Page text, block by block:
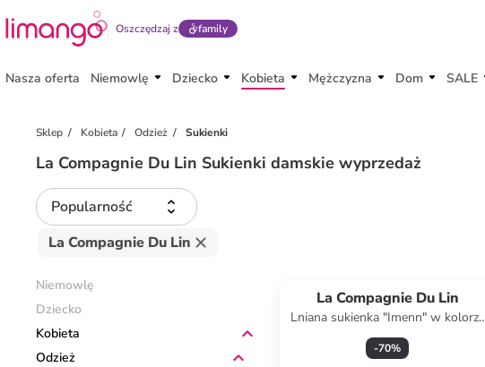
Oszczędzaj z family
Nasza oferta Niemowlę Dziecko Kobieta Mężczyzna Dom SALE
Sklep Kobieta Odzież Sukienki
La Compagnie Du Lin Sukienki damskie wyprzedaż
Popularność
La Compagnie Du Lin
Niemowlę
Dziecko
Kobieta
Odzież
La Compagnie Du Lin
Lniana sukienka "Imenn" w kolorze
zielonym
-70%